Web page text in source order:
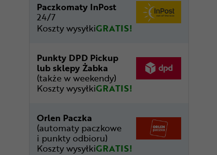
Paczkomaty InPost
24/7
Koszty wysyłkiGRATIS!
Punkty DPD Pickup
lub sklepy Żabka
(także w weekendy)
Koszty wysyłkiGRATIS!
Orlen Paczka
(automaty paczkowe
i punkty odbioru)
Koszty wysyłkiGRATIS!